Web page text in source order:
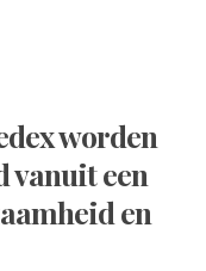
worden
vanuit een
en